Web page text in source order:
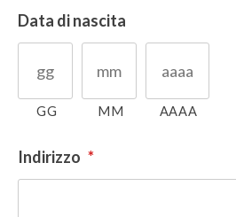
Data di nascita
GG MM AAAA
Indirizzo *